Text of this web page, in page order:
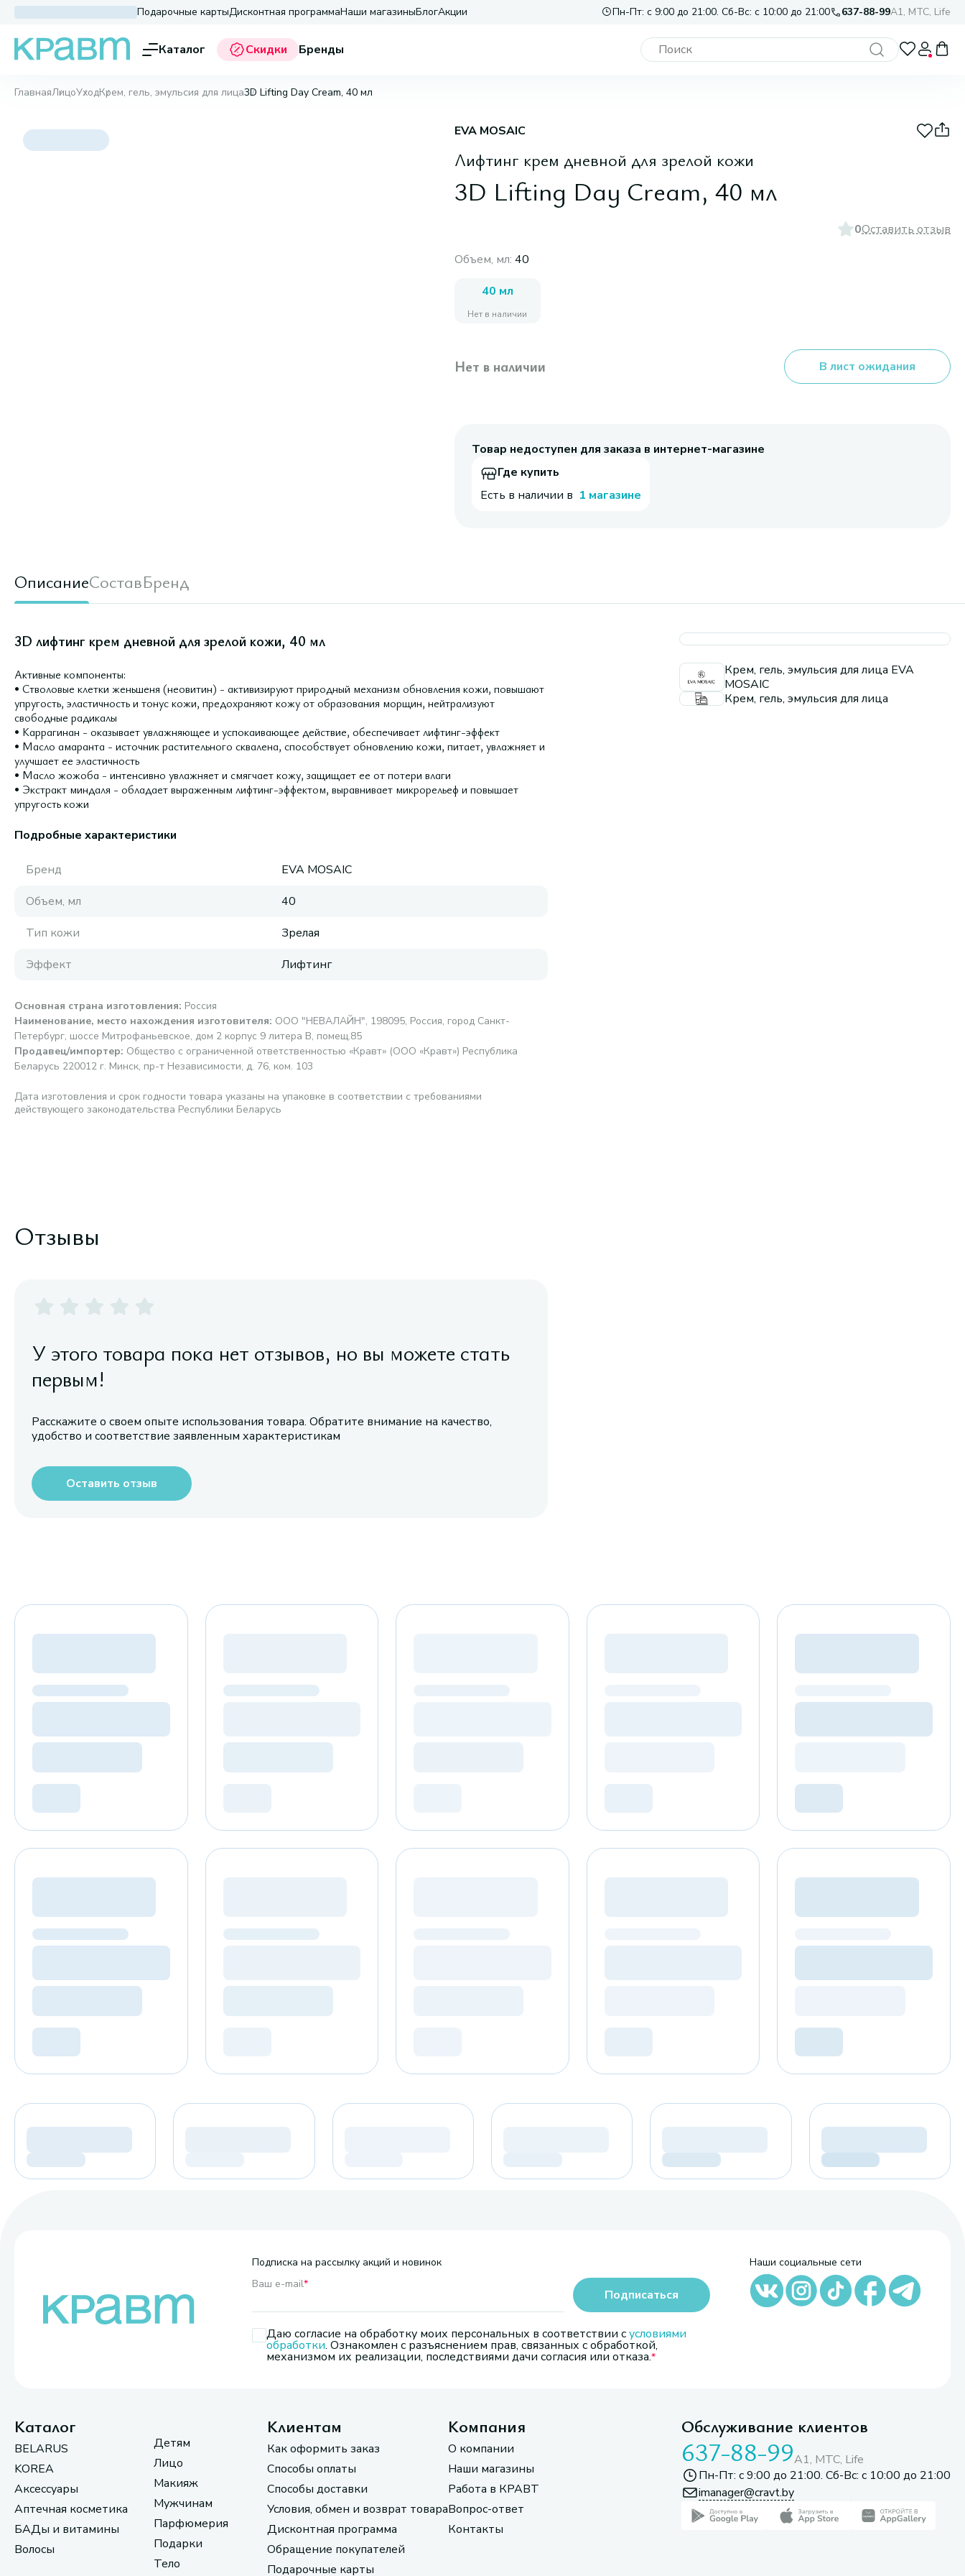
Подарочные картыДисконтная программаНаши магазиныБлогАкции Пн-Пт: с 9:00 до 21:00. Сб-Вс: с 10:00 до 21:00 637-88-99A1, МТС, Life
Каталог Скидки Бренды
ГлавнаяЛицоУходКрем, гель, эмульсия для лица3D Lifting Day Cream, 40 мл
EVA MOSAIC
Лифтинг крем дневной для зрелой кожи
3D Lifting Day Cream, 40 мл
0Оставить отзыв
Объем, мл: 40
40 мл
Нет в наличии
Нет в наличии В лист ожидания
Товар недоступен для заказа в интернет-магазине
Где купить
Есть в наличии в 1 магазине
ОписаниеСоставБренд
3D лифтинг крем дневной для зрелой кожи, 40 мл
Активные компоненты:
• Стволовые клетки женьшеня (неовитин) - активизируют природный механизм обновления кожи, повышают
упругость, эластичность и тонус кожи, предохраняют кожу от образования морщин, нейтрализуют
свободные радикалы
• Каррагинан - оказывает увлажняющее и успокаивающее действие, обеспечивает лифтинг-эффект
• Масло амаранта - источник растительного сквалена, способствует обновлению кожи, питает, увлажняет и
улучшает ее эластичность
• Масло жожоба - интенсивно увлажняет и смягчает кожу, защищает ее от потери влаги
• Экстракт миндаля - обладает выраженным лифтинг-эффектом, выравнивает микрорельеф и повышает
упругость кожи
Подробные характеристики
Бренд
EVA MOSAIC
Объем, мл
40
Тип кожи
Зрелая
Эффект
Лифтинг
Основная страна изготовления: Россия
Наименование, место нахождения изготовителя: ООО "НЕВАЛАЙН", 198095, Россия, город Санкт-
Петербург, шоссе Митрофаньевское, дом 2 корпус 9 литера В, помещ.85
Продавец/импортер: Общество с ограниченной ответственностью «Кравт» (ООО «Кравт») Республика
Беларусь 220012 г. Минск, пр-т Независимости, д. 76, ком. 103
Дата изготовления и срок годности товара указаны на упаковке в соответствии с требованиями
действующего законодательства Республики Беларусь
Крем, гель, эмульсия для лица EVA
MOSAIC
Крем, гель, эмульсия для лица
Отзывы
У этого товара пока нет отзывов, но вы можете стать
первым!
Расскажите о своем опыте использования товара. Обратите внимание на качество,
удобство и соответствие заявленным характеристикам
Оставить отзыв
Подписка на рассылку акций и новинок
Ваш e-mail*
Даю согласие на обработку моих персональных в соответствии сусловиями
обработки. Ознакомлен с разъяснением прав, связанных с обработкой,
механизмом их реализации, последствиями дачи согласия или отказа.
Подписаться
Наши социальные сети
Каталог
BELARUS
KOREA
Аксессуары
Аптечная косметика
БАДы и витамины
Волосы
Детям
Лицо
Макияж
Мужчинам
Парфюмерия
Подарки
Тело
Клиентам
Как оформить заказ
Способы оплаты
Способы доставки
Условия, обмен и возврат товара
Дисконтная программа
Обращение покупателей
Подарочные карты
Компания
О компании
Наши магазины
Работа в КРАВТ
Вопрос-ответ
Контакты
Обслуживание клиентов
637-88-99A1, МТС, Life
Пн-Пт: с 9:00 до 21:00. Сб-Вс: с 10:00 до 21:00
imanager@cravt.by